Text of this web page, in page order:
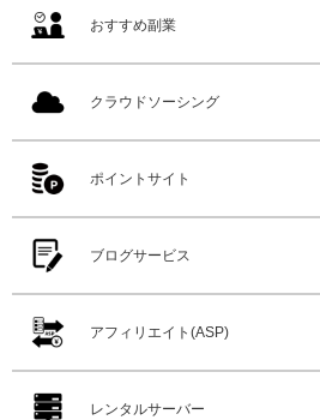
おすすめ副業
クラウドソーシング
ポイントサイト
ブログサービス
アフィリエイト(ASP)
レンタルサーバー